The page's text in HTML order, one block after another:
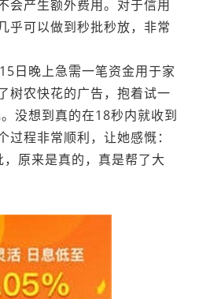
会产生额外费用。对于信用
乎可以做到秒批秒放，非常
日晚上急需一笔资金用于家
树农快花的广告，抱着试一
没想到真的在18秒内就收到
程非常顺利，让她感慨：
原来是真的，真是帮了大